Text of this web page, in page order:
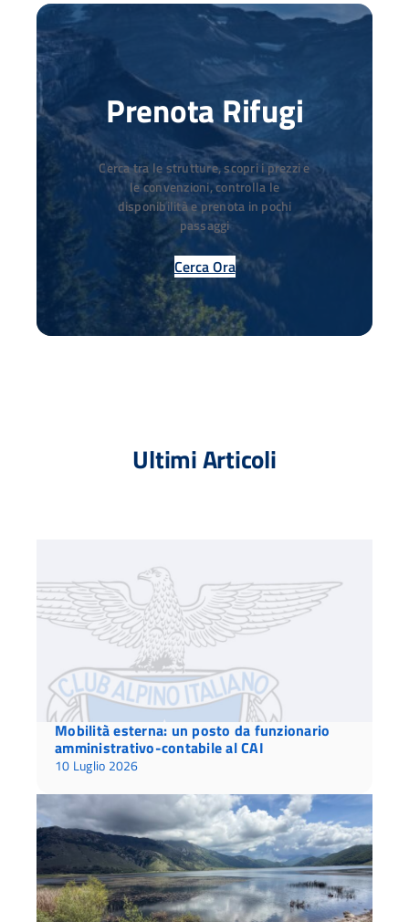
Prenota Rifugi
Cerca tra le strutture, scopri i prezzi e
le convenzioni, controlla le
disponibilità e prenota in pochi
passaggi
Cerca Ora
Ultimi Articoli
Mobilità esterna: un posto da funzionario
amministrativo-contabile al CAI
10 Luglio 2026